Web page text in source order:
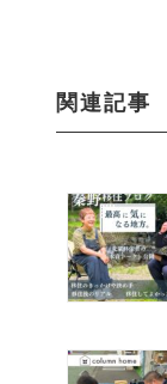
関連記事